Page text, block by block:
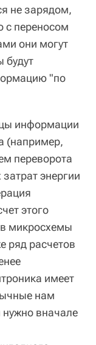
не зарядом,
с переносом
они могут
будут
"по
информации
(например,
переворота
энергии
этого
микросхемы
ряд расчетов
имеет
нам
нужно вначале